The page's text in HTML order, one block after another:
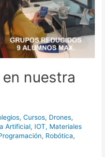
nuestra
,Cursos, Drones,
Artificial, IOT, Materiales
, Robótica,